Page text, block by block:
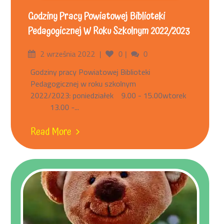
Godziny Pracy Powiatowej Biblioteki
Pedagogicznej W Roku Szkolnym 2022/2023
2 września 2022 0
0
Godziny pracy Powiatowej Biblioteki
Pedagogicznej w roku szkolnym
2022/2023: poniedziałek 9.00 - 15.00wtorek
13.00 -...
Read More